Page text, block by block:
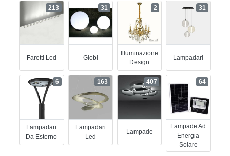
Faretti Led
213
Globi
31
Illuminazione
Design
2
Lampadari
31
Lampadari
Da Esterno
6
Lampadari
Led
163
Lampade
407
Lampade Ad
Energia
Solare
64